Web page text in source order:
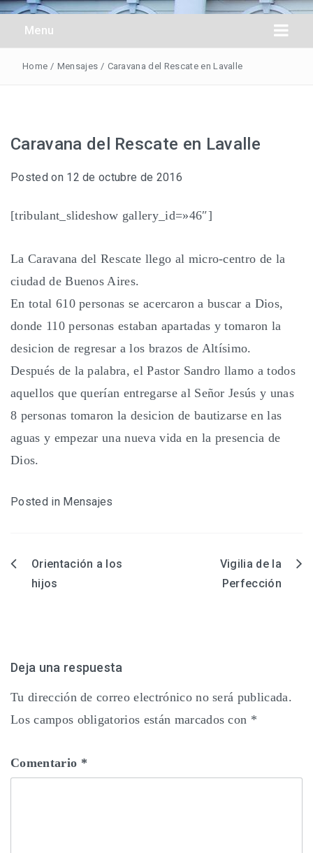
Obreros Universal
Menu
Home / Mensajes / Caravana del Rescate en Lavalle
Caravana del Rescate en Lavalle
Posted on 12 de octubre de 2016
[tribulant_slideshow gallery_id=»46″]
La Caravana del Rescate llego al micro-centro de la
ciudad de Buenos Aires.
En total 610 personas se acercaron a buscar a Dios,
donde 110 personas estaban apartadas y tomaron la
desicion de regresar a los brazos de Altísimo.
Después de la palabra, el Pastor Sandro llamo a todos
aquellos que querían entregarse al Señor Jesús y unas
8 personas tomaron la desicion de bautizarse en las
aguas y empezar una nueva vida en la presencia de
Dios.
Posted in Mensajes
Navegación
Orientación a los
hijos
Vigilia de la
Perfección
Deja una respuesta
Tu dirección de correo electrónico no será publicada.
Los campos obligatorios están marcados con *
Comentario *